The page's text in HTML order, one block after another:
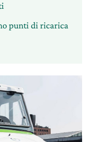
punti di ricarica